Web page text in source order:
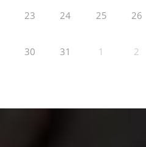
23 24 25 26
30 31 1 2